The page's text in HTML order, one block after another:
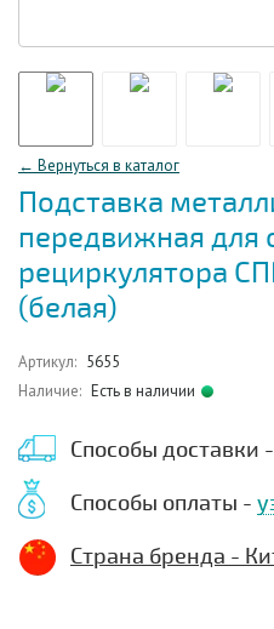
← Вернуться в каталог
Подставка
передвижная для
рециркулятора
(белая)
Артикул: 5655
Наличие: Есть в наличии
Способы доставки -
Способы оплаты -
Страна бренда -